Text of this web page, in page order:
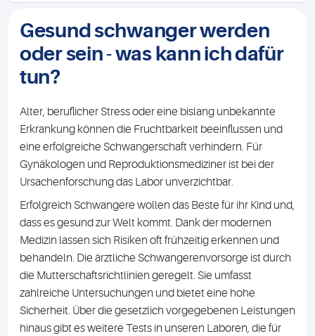
Gesund schwanger werden
oder sein - was kann ich dafür
tun?
Alter, beruflicher Stress oder eine bislang unbekannte
Erkrankung können die Fruchtbarkeit beeinflussen und
eine erfolgreiche Schwangerschaft verhindern. Für
Gynäkologen und Reproduktionsmediziner ist bei der
Ursachenforschung das Labor unverzichtbar.
Erfolgreich Schwangere wollen das Beste für ihr Kind und,
dass es gesund zur Welt kommt. Dank der modernen
Medizin lassen sich Risiken oft frühzeitig erkennen und
behandeln. Die ärztliche Schwangerenvorsorge ist durch
die Mutterschaftsrichtlinien geregelt. Sie umfasst
zahlreiche Untersuchungen und bietet eine hohe
Sicherheit. Über die gesetzlich vorgegebenen Leistungen
hinaus gibt es weitere Tests in unseren Laboren, die für